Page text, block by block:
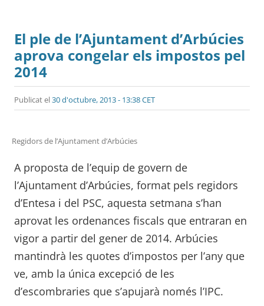
El ple de l’Ajuntament d’Arbúcies
aprova congelar els impostos pel
2014
Publicat el30 d'octubre, 2013 - 13:38 CET
Regidors de l’Ajuntament d’Arbúcies
A proposta de l’equip de govern de
l’Ajuntament d’Arbúcies, format pels regidors
d’Entesa i del PSC, aquesta setmana s’han
aprovat les ordenances fiscals que entraran en
vigor a partir del gener de 2014. Arbúcies
mantindrà les quotes d’impostos per l’any que
ve, amb la única excepció de les
d’escombraries que s’apujarà només l’IPC.